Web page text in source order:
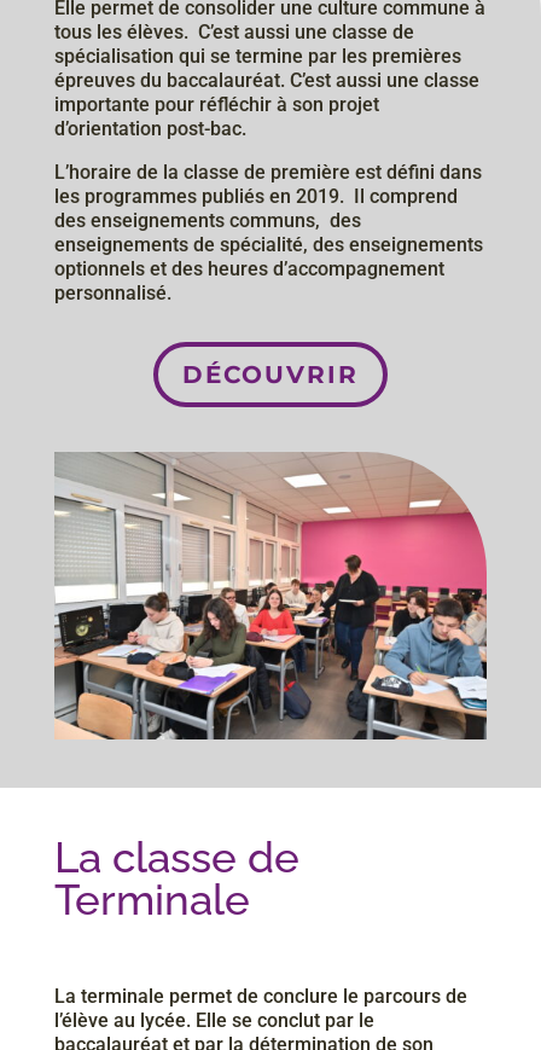
Elle​ ​permet​ ​de​ ​consolider​ ​une​ ​culture​ ​commune​ ​à​
​tous les​ ​élèves. ​ ​C’est​ ​aussi​ ​une​ ​classe​ ​de​ ​
spécialisation​ ​qui​ ​se termine par les premières
épreuves du baccalauréat. C’est aussi une classe
importante pour réfléchir à son projet
d’orientation post-bac.
L’horaire​ ​de​ ​la​ ​classe​ ​de​ ​première​ ​est​ ​défini​ ​dans​ ​
les​ ​programmes​ ​publiés​ ​en​ ​2019. ​ ​Il​ ​comprend
des​ ​enseignements​ ​communs, ​ ​des​ ​
enseignements​ de spécialité, des enseignements
​optionnels et​ ​des​ ​heures​ ​d’accompagnement​ ​
personnalisé.
DÉCOUVRIR
La classe de
Terminale
La​ ​terminale permet de conclure le parcours de
l’élève au lycée. Elle se conclut par le
baccalauréat et par la détermination de son